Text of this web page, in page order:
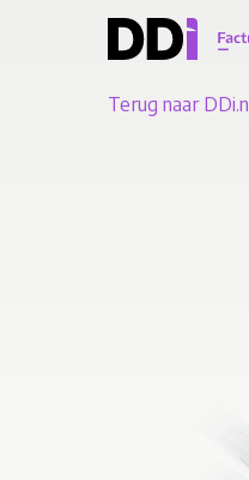
Terug naar DDi.nl